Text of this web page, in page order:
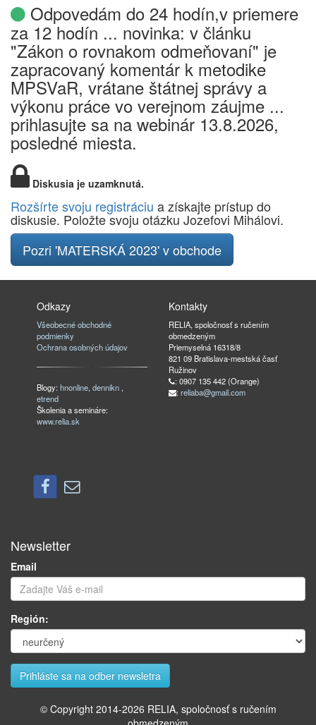
Odpovedám do 24 hodín,v priemere
za 12 hodín ... novinka: v článku
"Zákon o rovnakom odmeňovaní" je
zapracovaný komentár k metodike
MPSVaR, vrátane štátnej správy a
výkonu práce vo verejnom záujme ...
prihlasujte sa na webinár 13.8.2026,
posledné miesta.
Diskusia je uzamknutá.
Rozšírte svoju registráciu a získajte prístup do
diskusie. Položte svoju otázku Jozefovi Mihálovi.
Pozri 'MATERSKÁ 2023' v obchode
Odkazy
Všeobecné obchodné
podmienky
Ochrana osobných údajov
Blogy:hnonline,dennikn ,
etrend
Školenia a semináre:
www.relia.sk
Kontakty
RELIA, spoločnosť s ručením
obmedzeným
Priemyselná 16318/8
821 09 Bratislava-mestská časť
Ružinov
: 0907 135 442 (Orange)
: reliaba@gmail.com
Newsletter
Email
Región:
© Copyright 2014-2026 RELIA, spoločnosť s ručením